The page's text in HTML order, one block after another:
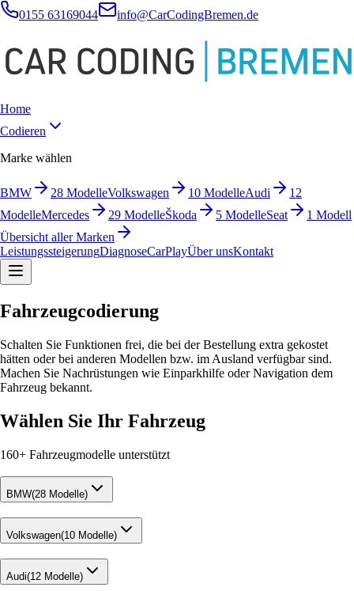
0155 63169044 info@CarCodingBremen.de
Home
Codieren
Marke wählen
BMW 28 ModelleVolkswagen 10 ModelleAudi
12
ModelleMercedes 29 ModelleŠkoda 5 ModelleSeat 1 Modell
Übersicht aller Marken
LeistungssteigerungDiagnoseCarPlayÜber unsKontakt
Fahrzeugcodierung
Schalten Sie Funktionen frei, die bei der Bestellung extra gekostet
hätten oder bei anderen Modellen bzw. im Ausland verfügbar sind.
Machen Sie Nachrüstungen wie Einparkhilfe oder Navigation dem
Fahrzeug bekannt.
Wählen Sie Ihr Fahrzeug
160+ Fahrzeugmodelle unterstützt
BMW(28 Modelle)
Volkswagen(10 Modelle)
Audi(12 Modelle)